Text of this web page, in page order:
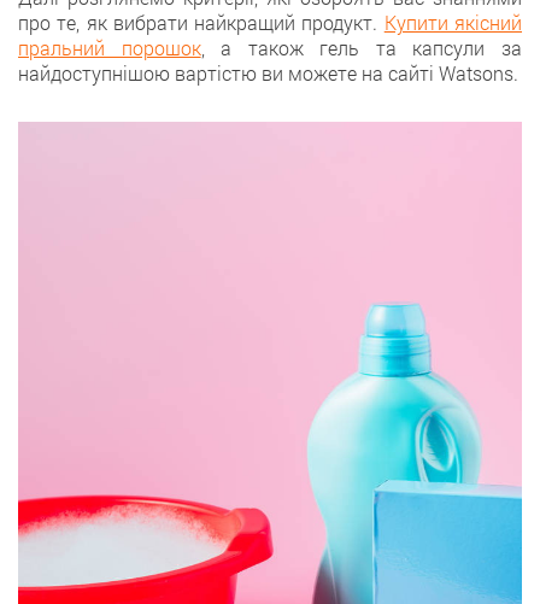
про те, як вибрати найкращий продукт. Купити якісний
пральний порошок, а також гель та капсули за
найдоступнішою вартістю ви можете на сайті Watsons.